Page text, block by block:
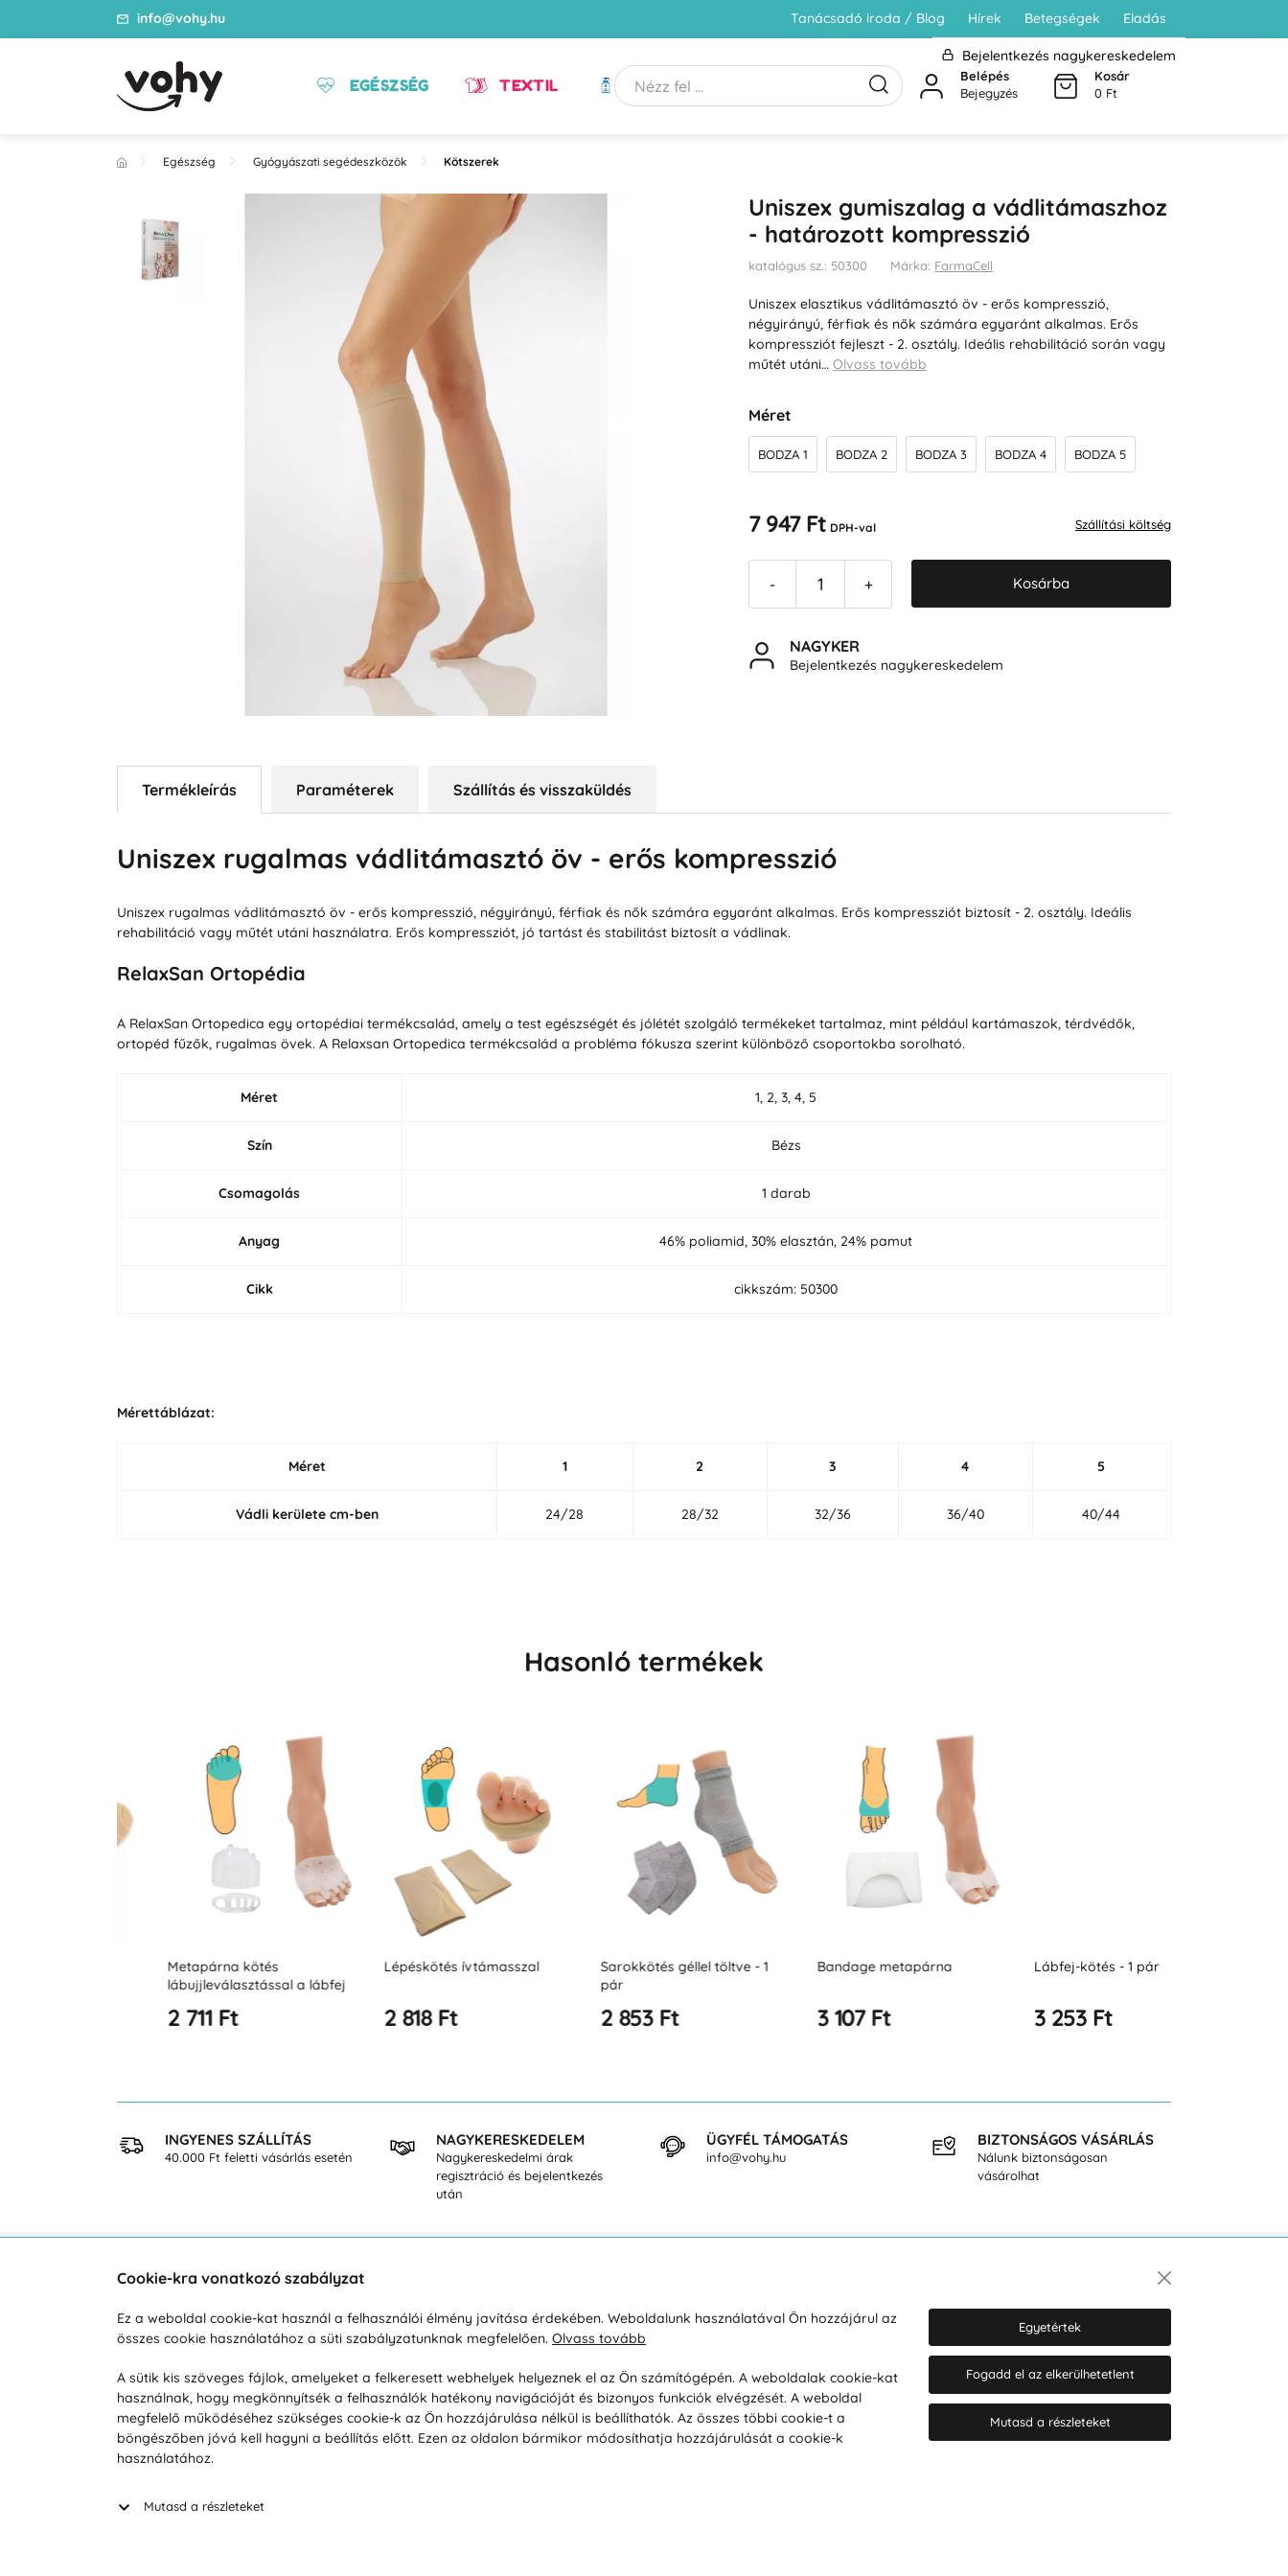
info@vohy.hu Tanácsadó iroda / Blog Hírek Betegségek Eladás
Bejelentkezés nagykereskedelem
EGÉSZSÉG TEXTIL HIGIÉNIA
Belépés
Bejegyzés
Kosár
0 Ft
Egészség Gyógyászati segédeszközök Kötszerek
Uniszex gumiszalag a vádlitámaszhoz
- határozott kompresszió
katalógus sz.: 50300 Márka: FarmaCell
Uniszex elasztikus vádlitámasztó öv - erős kompresszió,
négyirányú, férfiak és nők számára egyaránt alkalmas. Erős
kompressziót fejleszt - 2. osztály. Ideális rehabilitáció során vagy
műtét utáni…Olvass tovább
Méret
BODZA 1 BODZA 2 BODZA 3 BODZA 4 BODZA 5
7 947 Ft DPH-val Szállítási költség
- + Kosárba
NAGYKER
Bejelentkezés nagykereskedelem
Termékleírás Paraméterek Szállítás és visszaküldés
Uniszex rugalmas vádlitámasztó öv - erős kompresszió
Uniszex rugalmas vádlitámasztó öv - erős kompresszió, négyirányú, férfiak és nők számára egyaránt alkalmas. Erős kompressziót biztosít - 2. osztály. Ideális
rehabilitáció vagy műtét utáni használatra. Erős kompressziót, jó tartást és stabilitást biztosít a vádlinak.
RelaxSan Ortopédia
A RelaxSan Ortopedica egy ortopédiai termékcsalád, amely a test egészségét és jólétét szolgáló termékeket tartalmaz, mint például kartámaszok, térdvédők,
ortopéd fűzők, rugalmas övek. A Relaxsan Ortopedica termékcsalád a probléma fókusza szerint különböző csoportokba sorolható.
Méret 1, 2, 3, 4, 5
Szín Bézs
Csomagolás 1 darab
Anyag 46% poliamid, 30% elasztán, 24% pamut
Cikk cikkszám: 50300
Mérettáblázat:
Méret 1 2 3 4 5
Vádli kerülete cm-ben 24/28 28/32 32/36 36/40 40/44
Hasonló termékek
Metapárna kötés
lábujjleválasztással a lábfej
2 711 Ft
Lépéskötés ívtámasszal
2 818 Ft
Sarokkötés géllel töltve - 1
2 853 Ft
Bandage metapárna
3 107 Ft
Lábfej-kötés - 1 pár
3 253 Ft
INGYENES SZÁLLÍTÁS
40.000 Ft feletti vásárlás esetén
NAGYKERESKEDELEM
Nagykereskedelmi árak
regisztráció és bejelentkezés
után
ÜGYFÉL TÁMOGATÁS
info@vohy.hu
BIZTONSÁGOS VÁSÁRLÁS
Nálunk biztonságosan
vásárolhat
Hétköznap 8:00-tól 16:00-ig
info@vohy.hu
Reklamáció / Áru visszaküldése
Szállítás és fizetés
Üzleti feltételek
Visszaküldési politika
Társaságról
Magánélet
Tanácsadó iroda
Hozzájárulok a személyes adatok
marketing célú kezeléséhez.
Személyes adatok védelmére
Cookie-kra vonatkozó szabályzat
Ez a weboldal cookie-kat használ a felhasználói élmény javítása érdekében. Weboldalunk használatával Ön hozzájárul az
összes cookie használatához a süti szabályzatunknak megfelelően. Olvass tovább
A sütik kis szöveges fájlok, amelyeket a felkeresett webhelyek helyeznek el az Ön számítógépén. A weboldalak cookie-kat
használnak, hogy megkönnyítsék a felhasználók hatékony navigációját és bizonyos funkciók elvégzését. A weboldal
megfelelő működéséhez szükséges cookie-k az Ön hozzájárulása nélkül is beállíthatók. Az összes többi cookie-t a
böngészőben jóvá kell hagyni a beállítás előtt. Ezen az oldalon bármikor módosíthatja hozzájárulását a cookie-k
használatához.
Mutasd a részleteket
Egyetértek
Fogadd el az elkerülhetetlent
Mutasd a részleteket